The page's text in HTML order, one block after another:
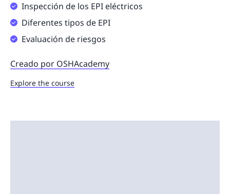
Inspección de los EPI eléctricos
Diferentes tipos de EPI
Evaluación de riesgos
Creado por OSHAcademy
Explore the course